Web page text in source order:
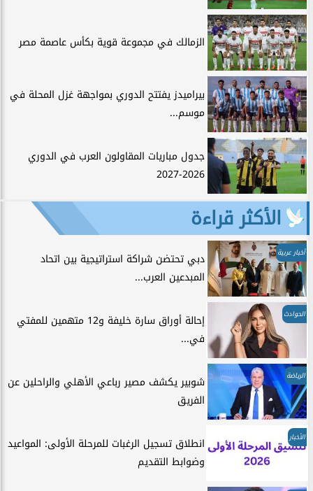
الزمالك في مجموعة قوية بكأس عاصمة مصر
بيراميدز يفتتح الدوري بمواجهة غزل المحلة في
موسم...
جدول مباريات المقاولون العرب في الدوري
2026-2027
الأكثر قراءة
أخبار عربية
دبي تحتضن شراكة استراتيجية بين اتحاد
المبدعين العرب...
الحوادث
إحالة أوراق سارة خليفة و12 متهمين للمفتي
في...
الرياضة
شوبير يكشف مصير رباعي الأهلي والراحلين عن
الفريق
الأخبار
انطلاق تسجيل الرغبات للمرحلة الأولى: المواعيد
وضوابط التقديم